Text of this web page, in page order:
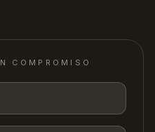
COMPROMISO